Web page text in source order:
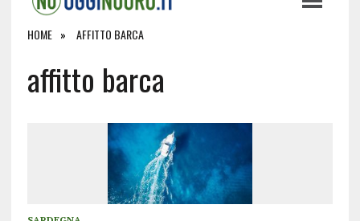
HOME AFFITTO BARCA
affitto barca